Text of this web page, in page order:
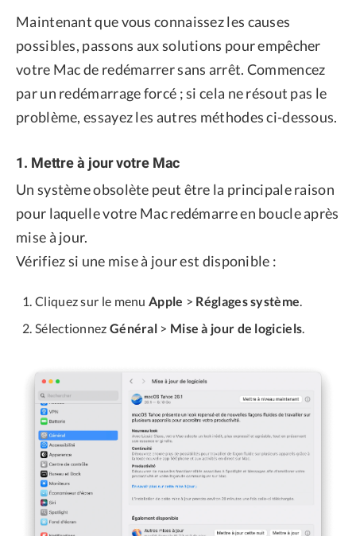
Maintenant que vous connaissez les causes
possibles, passons aux solutions pour empêcher
votre Mac de redémarrer sans arrêt. Commencez
par un redémarrage forcé ; si cela ne résout pas le
problème, essayez les autres méthodes ci-dessous.
1. Mettre à jour votre Mac
Un système obsolète peut être la principale raison
pour laquelle votre Mac redémarre en boucle après
mise à jour.
Vérifiez si une mise à jour est disponible :
Cliquez sur le menu Apple > Réglages système.
Sélectionnez Général > Mise à jour de logiciels.